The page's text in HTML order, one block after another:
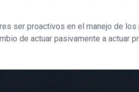
ser proactivos en el manejo de
de actuar pasivamente a actuar